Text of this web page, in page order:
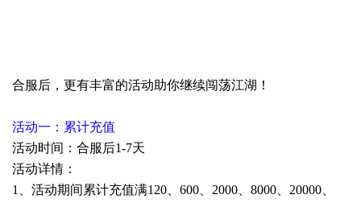
合服后，更有丰富的活动助你继续闯荡江湖！
活动一：累计充值
活动时间：合服后1-7天
活动详情：
1、活动期间累计充值满120、600、2000、8000、20000、